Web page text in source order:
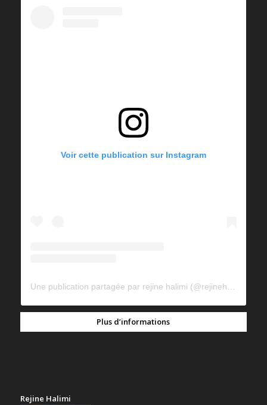
Voir cette publication sur Instagram
Plus d’informations
Rejine Halimi